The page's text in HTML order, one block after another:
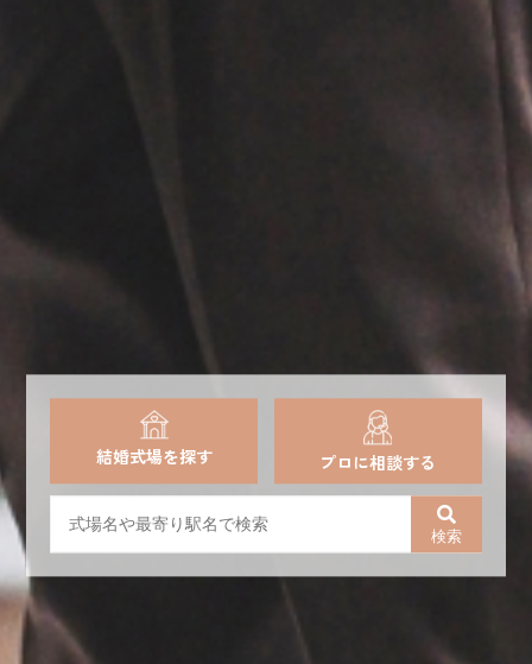
結婚式場を探す プロに相談する
検索